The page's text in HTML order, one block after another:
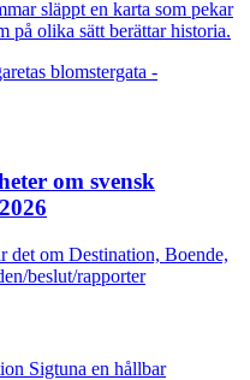
släppt en karta som pekar
på olika sätt berättar historia.
om svensk
det om Destination, Boende,
beslut/rapporter